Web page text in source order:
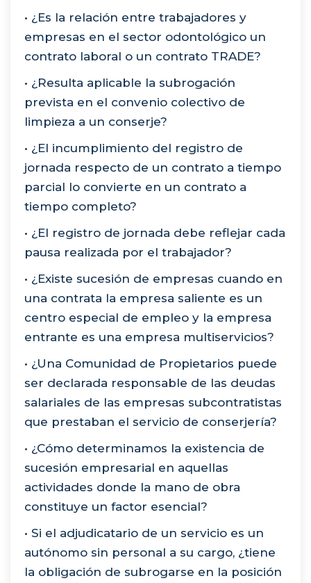
• ¿Es la relación entre trabajadores y
empresas en el sector odontológico un
contrato laboral o un contrato TRADE?
• ¿Resulta aplicable la subrogación
prevista en el convenio colectivo de
limpieza a un conserje?
• ¿El incumplimiento del registro de
jornada respecto de un contrato a tiempo
parcial lo convierte en un contrato a
tiempo completo?
• ¿El registro de jornada debe reflejar cada
pausa realizada por el trabajador?
• ¿Existe sucesión de empresas cuando en
una contrata la empresa saliente es un
centro especial de empleo y la empresa
entrante es una empresa multiservicios?
• ¿Una Comunidad de Propietarios puede
ser declarada responsable de las deudas
salariales de las empresas subcontratistas
que prestaban el servicio de conserjería?
• ¿Cómo determinamos la existencia de
sucesión empresarial en aquellas
actividades donde la mano de obra
constituye un factor esencial?
• Si el adjudicatario de un servicio es un
autónomo sin personal a su cargo, ¿tiene
la obligación de subrogarse en la posición